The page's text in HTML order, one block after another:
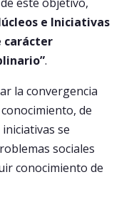
e Iniciativas
carácter
.
la convergencia
de
se
sociales
conocimiento de